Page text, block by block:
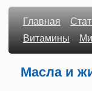
Главная
Витамины
Масла и